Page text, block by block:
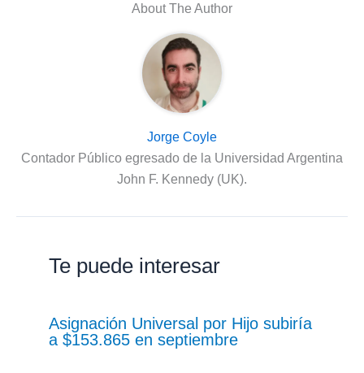
About The Author
Jorge Coyle
Contador Público egresado de la Universidad Argentina
John F. Kennedy (UK).
Te puede interesar
Asignación Universal por Hijo subiría
a $153.865 en septiembre